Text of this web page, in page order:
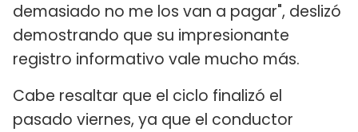
demasiado no me los van a pagar", deslizó
demostrando que su impresionante
registro informativo vale mucho más.
Cabe resaltar que el ciclo finalizó el
pasado viernes, ya que el conductor